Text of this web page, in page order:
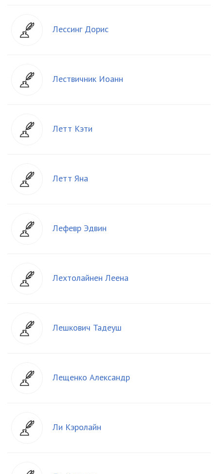
Лессинг Дорис
Лествичник Иоанн
Летт Кэти
Летт Яна
Лефевр Эдвин
Лехтолайнен Леена
Лешкович Тадеуш
Лещенко Александр
Ли Кэролайн